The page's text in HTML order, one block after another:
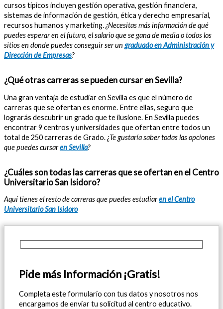
cursos típicos incluyen gestión operativa, gestión financiera,
sistemas de información de gestión, ética y derecho empresarial,
recursos humanos y marketing.¿Necesitas más información de qué
puedes esperar en el futuro, el salario que se gana de media o todos los
sitios en donde puedes conseguir ser un graduado en Administración y
Dirección de Empresas?
¿Qué otras carreras se pueden cursar en Sevilla?
Una gran ventaja de estudiar en Sevilla es que el número de
carreras que se ofertan es enorme. Entre ellas, seguro que
lograrás descubrir un grado que te ilusione. En Sevilla puedes
encontrar 9 centros y universidades que ofertan entre todos un
total de 250 carreras de Grado.¿Te gustaría saber todas las opciones
que puedes cursaren Sevilla?
¿Cuáles son todas las carreras que se ofertan en el Centro
Universitario San Isidoro?
Aquí tienes el resto de carreras que puedes estudiaren el Centro
Universitario San Isidoro
Pide más Información ¡Gratis!
Completa este formulario con tus datos y nosotros nos
encargamos de enviar tu solicitud al centro educativo.